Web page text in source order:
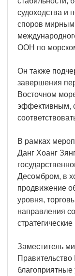
судоходства и
споров
ООН по
Он также
завершения
Восточном
эффективным,
В рамках
Данг Хоанг
Десомбром, в
продвижение
уровня,
направления
Заместитель
благоприятные